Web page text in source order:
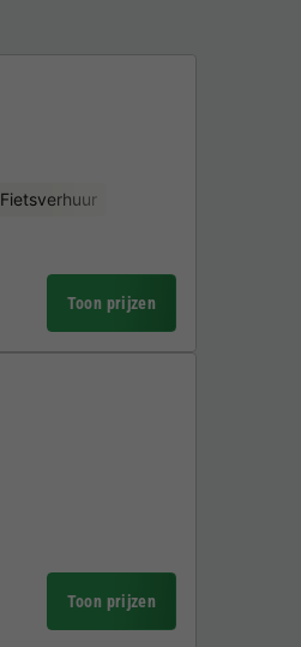
Fietsverhuur
Toon prijzen
Toon prijzen